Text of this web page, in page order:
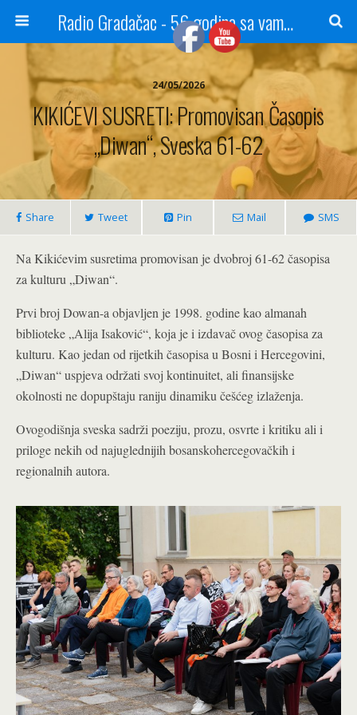
Radio Gradačac - 56 godina sa vama...
24/05/2026
KIKIĆEVI SUSRETI: Promovisan Časopis
„Diwan“, Sveska 61-62
Share Tweet Pin Mail SMS
Na Kikićevim susretima promovisan je dvobroj 61-62 časopisa
za kulturu „Diwan“.
Prvi broj Dowan-a objavljen je 1998. godine kao almanah
biblioteke „Alija Isaković“, koja je i izdavač ovog časopisa za
kulturu. Kao jedan od rijetkih časopisa u Bosni i Hercegovini,
„Diwan“ uspjeva održati svoj kontinuitet, ali finansijske
okolnosti ne dopupštaju raniju dinamiku češćeg izlaženja.
Ovogodišnja sveska sadrži poeziju, prozu, osvrte i kritiku ali i
priloge nekih od najuglednijih bosanskohercegovačkih i
regionalnih autora.